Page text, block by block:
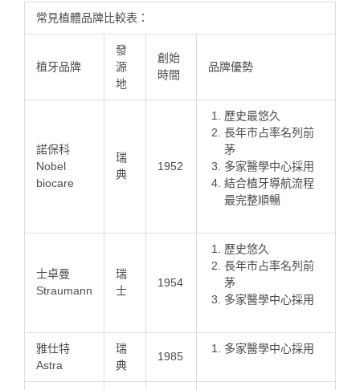
常見植體品牌比較表：
植牙品牌
發
源
地
創始
時間
品牌優勢
諾保科
Nobel
biocare
瑞
典
1952
歷史最悠久
長年市占率名列前
茅
多家醫學中心採用
結合植牙導航流程
最完整順暢
士卓曼
Straumann
瑞
士
1954
歷史悠久
長年市占率名列前
茅
多家醫學中心採用
雅仕特
Astra
瑞
典
1985
多家醫學中心採用